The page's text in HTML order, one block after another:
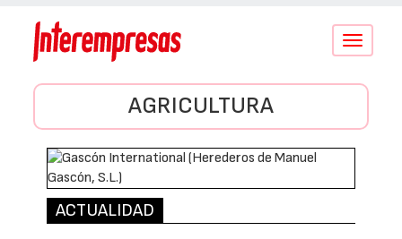
Conmutar
AGRICULTURA
ACTUALIDAD